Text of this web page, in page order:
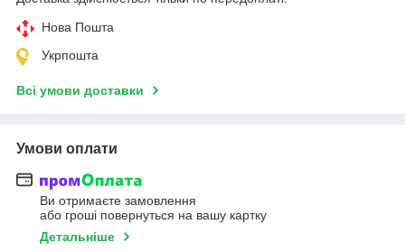
Нова Пошта
Укрпошта
Всі умови доставки
Умови оплати
Ви отримаєте замовлення
або гроші повернуться на вашу картку
Детальніше